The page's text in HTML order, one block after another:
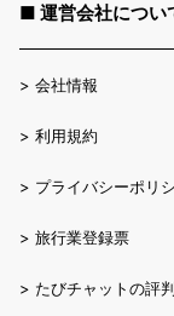
■ 運営会社につい
> 会社情報
> 利用規約
> プライバシーポリ
> 旅行業登録票
> たびチャットの評判